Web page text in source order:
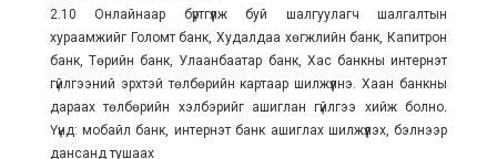
2.10 Онлайнаар бүртгүүлж буй шалгуулагч шалгалтын
хураамжийг Голомт банк, Худалдаа хөгжлийн банк, Капитрон
банк, Төрийн банк, Улаанбаатар банк, Хас банкны интернэт
гүйлгээний эрхтэй төлбөрийн картаар шилжүүлнэ. Хаан банкны
дараах төлбөрийн хэлбэрийг ашиглан гүйлгээ хийж болно.
Үүнд: мобайл банк, интернэт банк ашиглах шилжүүлэх, бэлнээр
дансанд тушаах